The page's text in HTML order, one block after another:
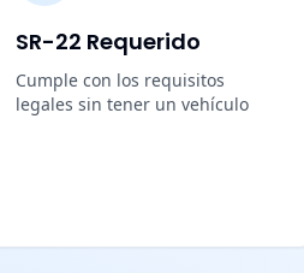
SR-22 Requerido
Cumple con los requisitos
legales sin tener un vehículo